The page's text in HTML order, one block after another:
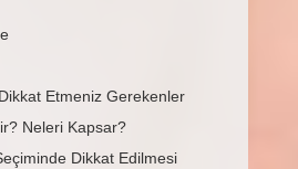
Etmeniz Gerekenler
Neleri Kapsar?
Dikkat Edilmesi